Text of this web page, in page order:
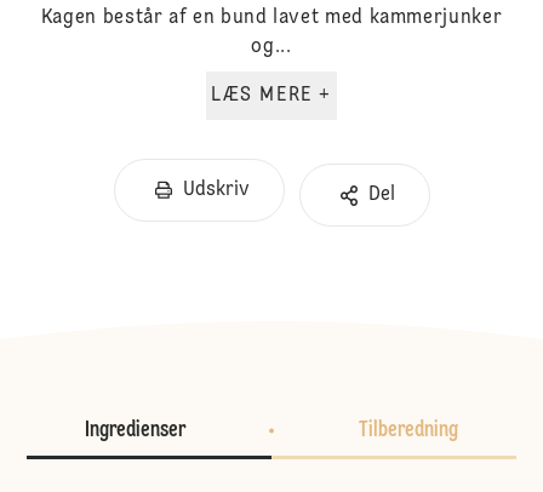
Kagen består af en bund lavet med kammerjunker
og...
LÆS MERE +
Udskriv Del
Ingredienser Tilberedning